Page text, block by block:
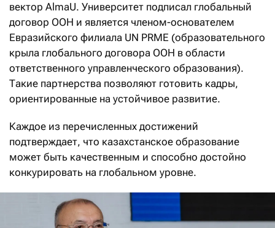
вектор AlmaU. Университет подписал глобальный
договор ООН и является членом-основателем
Евразийского филиала UN PRME (образовательного
крыла глобального договора ООН в области
ответственного управленческого образования).
Такие партнерства позволяют готовить кадры,
ориентированные на устойчивое развитие.
Каждое из перечисленных достижений
подтверждает, что казахстанское образование
может быть качественным и способно достойно
конкурировать на глобальном уровне.